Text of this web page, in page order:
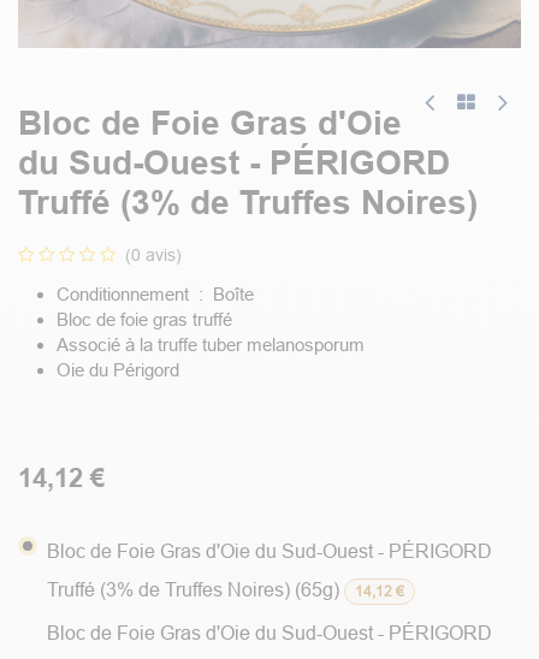
Bloc de Foie Gras d'Oie
du Sud-Ouest - PÉRIGORD
Truffé (3% de Truffes Noires)
(0 avis)
Conditionnement : Boîte
Bloc de foie gras truffé
Associé à la truffe tuber melanosporum
Oie du Périgord
14,12 €
Bloc de Foie Gras d'Oie du Sud-Ouest - PÉRIGORD
Truffé (3% de Truffes Noires) (65g)
14,12€
Bloc de Foie Gras d'Oie du Sud-Ouest - PÉRIGORD